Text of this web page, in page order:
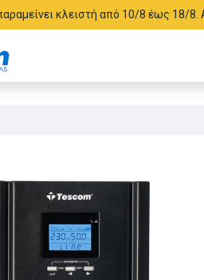
κλειστή από 10/8 έως 18/